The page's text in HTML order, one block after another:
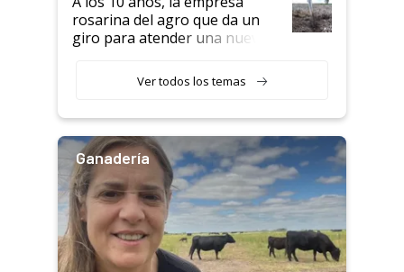
rosarina del agro que da un
giro para atender una nueva
Ver todos los temas
Ganadería